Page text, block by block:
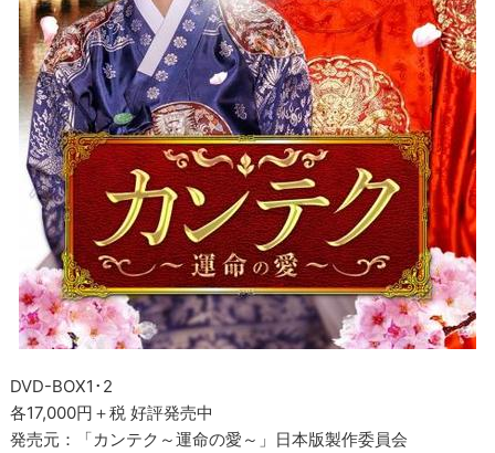
DVD-BOX1･2
各17,000円＋税 好評発売中
発売元：「カンテク～運命の愛～」日本版製作委員会